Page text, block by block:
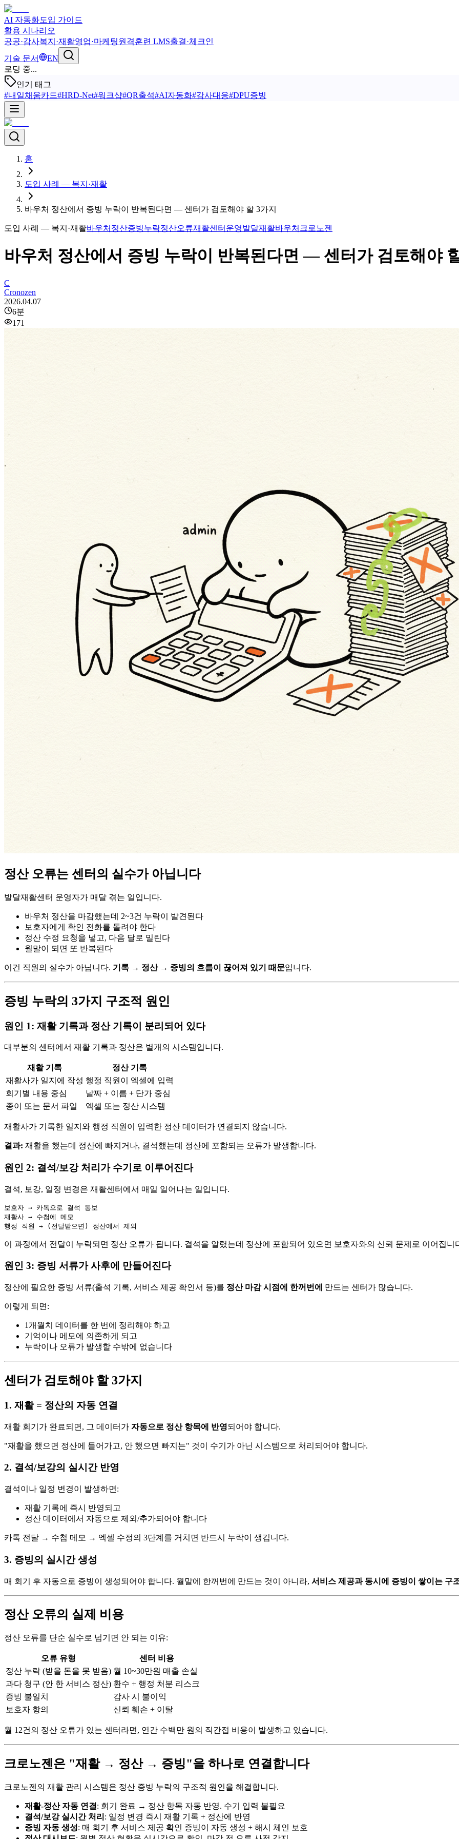
AI 자동화도입 가이드
활용 시나리오
공공·감사복지·재활영업·마케팅원격훈련 LMS출결·체크인
기술 문서
EN
로딩 중...
인기 태그
#내일채움카드#HRD-Net#워크샵#QR출석#AI자동화#감사대응#DPU증빙
홈
도입 사례 — 복지·재활
바우처 정산에서 증빙 누락이 반복된다면 — 센터가 검토해야 할 3가지
도입 사례 — 복지·재활바우처정산증빙누락정산오류재활센터운영발달재활바우처 크로노젠
바우처 정산에서 증빙 누락이 반복된다면 — 센터가 검토해야
C
Cronozen
2026.04.07
6분
171
정산 오류는 센터의 실수가 아닙니다
발달재활센터 운영자가 매달 겪는 일입니다.
바우처 정산을 마감했는데 2~3건 누락이 발견된다
보호자에게 확인 전화를 돌려야 한다
정산 수정 요청을 넣고, 다음 달로 밀린다
월말이 되면 또 반복된다
이건 직원의 실수가 아닙니다. 기록 → 정산 → 증빙의 흐름이 끊어져 있기 때문입니다.
증빙 누락의 3가지 구조적 원인
원인 1: 재활 기록과 정산 기록이 분리되어 있다
대부분의 센터에서 재활 기록과 정산은 별개의 시스템입니다.
재활 기록
정산 기록
재활사가 일지에 작성 행정 직원이 엑셀에 입력
회기별 내용 중심
날짜 + 이름 + 단가 중심
종이 또는 문서 파일
엑셀 또는 정산 시스템
재활사가 기록한 일지와 행정 직원이 입력한 정산 데이터가 연결되지 않습니다.
결과: 재활을 했는데 정산에 빠지거나, 결석했는데 정산에 포함되는 오류가 발생합니다.
원인 2: 결석/보강 처리가 수기로 이루어진다
결석, 보강, 일정 변경은 재활센터에서 매일 일어나는 일입니다.
보호자 → 카톡으로 결석 통보
재활사 → 수첩에 메모
이 과정에서 전달이 누락되면 정산 오류가 됩니다. 결석을 알렸는데 정산에 포함되어 있으면 보호자와의 신뢰 문제로 이어집니
원인 3: 증빙 서류가 사후에 만들어진다
정산에 필요한 증빙 서류(출석 기록, 서비스 제공 확인서 등)를 정산 마감 시점에 한꺼번에 만드는 센터가 많습니다.
이렇게 되면:
1개월치 데이터를 한 번에 정리해야 하고
기억이나 메모에 의존하게 되고
누락이나 오류가 발생할 수밖에 없습니다
센터가 검토해야 할 3가지
1. 재활 = 정산의 자동 연결
재활 회기가 완료되면, 그 데이터가 자동으로 정산 항목에 반영되어야 합니다.
"재활을 했으면 정산에 들어가고, 안 했으면 빠지는" 것이 수기가 아닌 시스템으로 처리되어야 합니다.
2. 결석/보강의 실시간 반영
결석이나 일정 변경이 발생하면:
재활 기록에 즉시 반영되고
정산 데이터에서 자동으로 제외/추가되어야 합니다
카톡 전달 → 수첩 메모 → 엑셀 수정의 3단계를 거치면 반드시 누락이 생깁니다.
3. 증빙의 실시간 생성
매 회기 후 자동으로 증빙이 생성되어야 합니다. 월말에 한꺼번에 만드는 것이 아니라, 서비스 제공과 동시에 증빙이 쌓이는 구
정산 오류의 실제 비용
정산 오류를 단순 실수로 넘기면 안 되는 이유:
오류 유형
센터 비용
정산 누락 (받을 돈을 못 받음) 월 10~30만원 매출 손실
과다 청구 (안 한 서비스 정산) 환수 + 행정 처분 리스크
증빙 불일치
감사 시 불이익
보호자 항의
신뢰 훼손 + 이탈
월 12건의 정산 오류가 있는 센터라면, 연간 수백만 원의 직간접 비용이 발생하고 있습니다.
크로노젠은 "재활 → 정산 → 증빙"을 하나로 연결합니다
크로노젠의 재활 관리 시스템은 정산 증빙 누락의 구조적 원인을 해결합니다.
재활-정산 자동 연결 : 회기 완료 → 정산 항목 자동 반영. 수기 입력 불필요
결석/보강 실시간 처리 : 일정 변경 즉시 재활 기록 + 정산에 반영
증빙 자동 생성: 매 회기 후 서비스 제공 확인 증빙이 자동 생성 + 해시 체인 보호